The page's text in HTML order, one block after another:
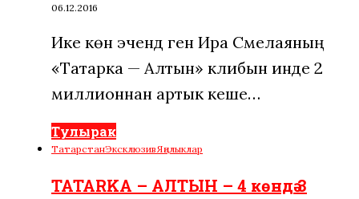
06.12.2016
Ике көн эчендә генә Ира Смелаяның
«Татарка — Алтын» клибын инде 2
миллионнан артык кеше…
Тулырак
ТатарстанЭксклюзивЯңалыклар
TATARKA – АЛТЫН – 4 көндә 3